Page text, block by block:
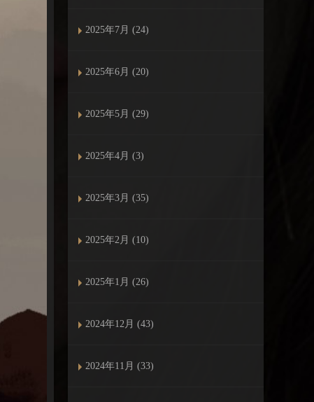
2025年7月 (24)
2025年6月 (20)
2025年5月 (29)
2025年4月 (3)
2025年3月 (35)
2025年2月 (10)
2025年1月 (26)
2024年12月 (43)
2024年11月 (33)